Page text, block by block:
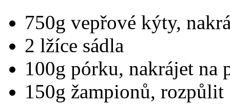
750g vepřové kýty,
2 lžíce sádla
100g pórku, nakrájet na
150g žampionů, rozpůlit